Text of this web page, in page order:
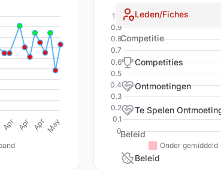
Leden/Fiches
Competitie
Competities
Ontmoetingen
Te Spelen
Beleid
Beleid